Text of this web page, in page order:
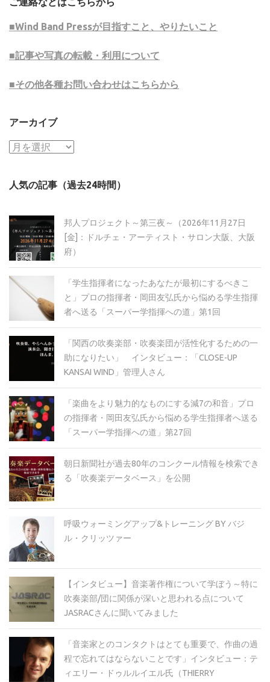
■Wind Band Pressが目指すこと、やりたいこと
■記事や写真の転載・利用について
■その他各種お問い合わせはこちらから
アーカイブ
ア
イ
人気の記事（過去24時間）
邦人プロジェクト～第三夜～（2026年11月27日
[金]：ドルチェ・アーティスト・サロン大阪、大阪
府）
「学生指揮者になったあなたが最初にするべきこ
と」プロの指揮者・岡田友弘氏から悩める学生指揮
者へ送る「スーパー学指揮への道」第1回
「関西の吹奏楽部・吹奏楽団が活性化するための一
助になりたい」 インタビュー：「CLOSE-UP
KANSAI WIND」管理人さん
「楽曲をより魅力的なものにする減7の和音」プロ
の指揮者・岡田友弘氏から悩める学生指揮者へ送る
「スーパー学指揮への道」第27回
朝日新聞社が過去80年のコンクール情報を検索でき
る「吹奏楽データベース」を公開
呼吸ウォーミングアップ&トレーニング BY バジ
ル・クリッツァー
【インタビュー】音楽著作権について学ぼう～特に
吹奏楽部/団に関係が深いと思われる点について
JASRACさんに聞いてみました
「音楽家とのコンタクトはとても重要で、作曲の過
程で忘れてはならないことです」インタビュー：テ
ィエリー・ドゥルルイエル氏（THIERRY